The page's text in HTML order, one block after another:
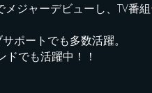
ジャーデビューし、TV番
ポートでも多数活躍。
ドでも活躍中！！